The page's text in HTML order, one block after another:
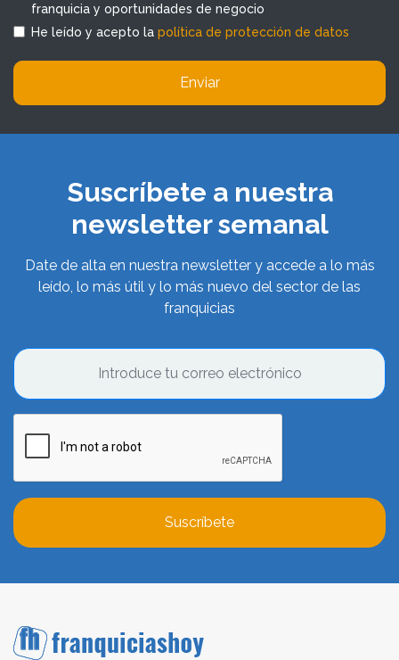
franquicia y oportunidades de negocio
He leído y acepto la política de protección de datos
Enviar
Suscríbete a nuestra
newsletter semanal
Date de alta en nuestra newsletter y accede a lo más
leído, lo más útil y lo más nuevo del sector de las
franquicias
Suscríbete